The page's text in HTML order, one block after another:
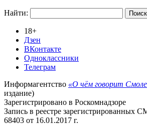
Найти:
18+
Дзен
ВКонтакте
Одноклассники
Телеграм
Информагентство «О чём говорит
издание)
Зарегистрировано в Роскомнадзоре
Запись в реестре
68403 от 16.01.2017 г.